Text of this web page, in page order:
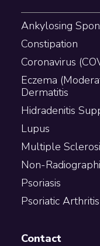
Ankylosing
Constipation
Coronavirus
Eczema
Dermatitis
Hidradenitis
Lupus
Multiple
Non-
Psoriasis
Psoriatic Arthritis
Contact